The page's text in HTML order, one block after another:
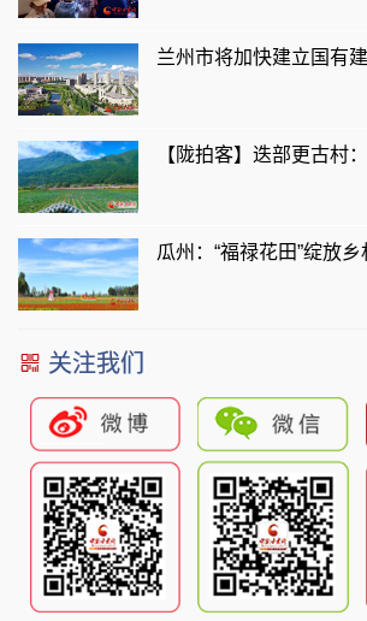
兰州市将加快建立国有
【陇拍客】迭部更古村
瓜州：“福禄花田”绽放
关注我们